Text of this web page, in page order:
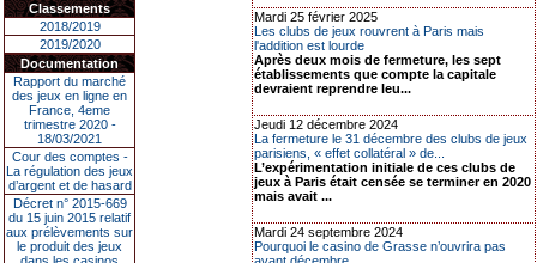
Classements
2018/2019
2019/2020
Documentation
Rapport du marché
des jeux en ligne en
France, 4eme
trimestre 2020 -
18/03/2021
Cour des comptes -
La régulation des jeux
d’argent et de hasard
Décret n° 2015-669
du 15 juin 2015 relatif
aux prélèvements sur
le produit des jeux
Mardi 25 février 2025
Les clubs de jeux rouvrent à Paris mais
l'addition est lourde
Après deux mois de fermeture, les sept
établissements que compte la capitale
devraient reprendre leu...
Jeudi 12 décembre 2024
La fermeture le 31 décembre des clubs de jeux
parisiens, « effet collatéral » de...
L’expérimentation initiale de ces clubs de
jeux à Paris était censée se terminer en 2020
mais avait ...
Mardi 24 septembre 2024
Pourquoi le casino de Grasse n’ouvrira pas